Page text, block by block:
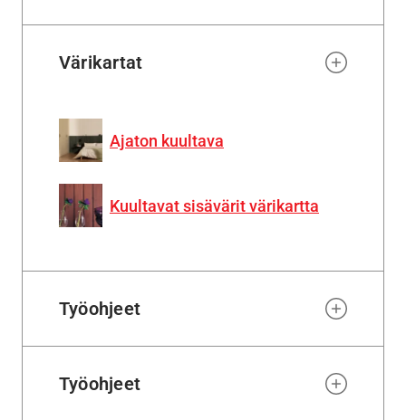
Värikartat
Ajaton kuultava
Kuultavat sisävärit värikartta
Työohjeet
Työohjeet